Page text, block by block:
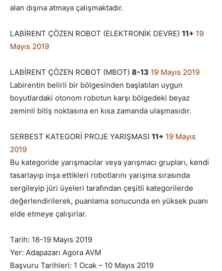
alan dışına atmaya çalışmaktadır.
LABİRENT ÇÖZEN ROBOT (ELEKTRONİK DEVRE) 11+ 19
Mayıs 2019
LABİRENT ÇÖZEN ROBOT (MBOT) 8-13 19 Mayıs 2019
Labirentin belirli bir bölgesinden başlatılan uygun
boyutlardaki otonom robotun karşı bölgedeki beyaz
zeminli bitiş noktasına en kısa zamanda ulaşmasıdır.
SERBEST KATEGORİ PROJE YARIŞMASI 11+ 19 Mayıs
2019
Bu kategoride yarışmacılar veya yarışmacı grupları, kendi
tasarlayıp inşa ettikleri robotlarını yarışma sırasında
sergileyip jüri üyeleri tarafından çeşitli kategorilerde
değerlendirilerek, puanlama sonucunda en yüksek puanı
elde etmeye çalışırlar.
Tarih: 18-19 Mayıs 2019
Yer: Adapazarı Agora AVM
Başvuru Tarihleri: 1 Ocak – 10 Mayıs 2019